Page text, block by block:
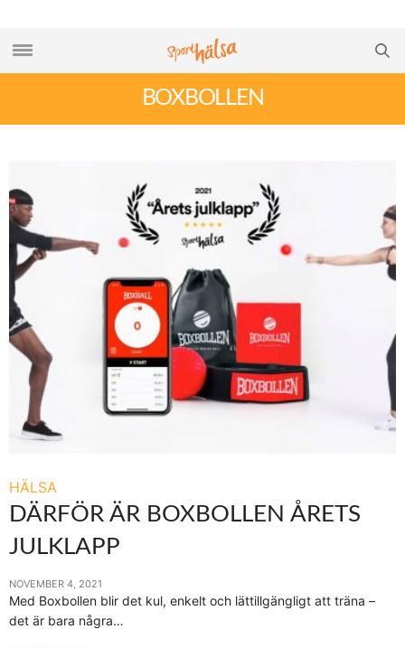
BOXBOLLEN
HÄLSA
DÄRFÖR ÄR BOXBOLLEN ÅRETS
JULKLAPP
NOVEMBER 4, 2021
Med Boxbollen blir det kul, enkelt och lättillgängligt att träna –
det är bara några…